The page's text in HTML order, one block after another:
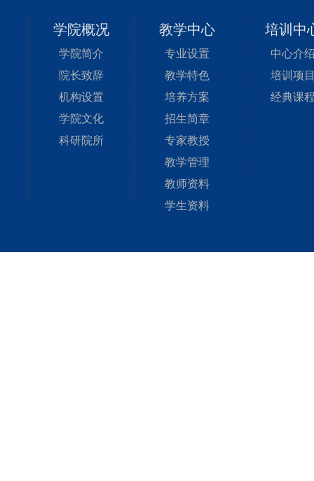
学院概况
学院简介
院长致辞
机构设置
学院文化
科研院所
教学中心
专业设置
教学特色
培养方案
招生简章
专家教授
教学管理
教师资料
学生资料
培训中
中心介
培训项
经典课